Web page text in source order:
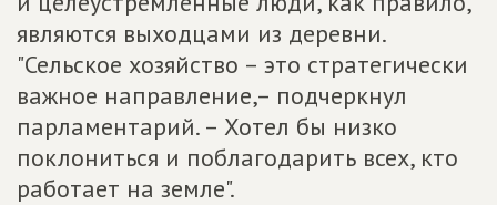
являются выходцами из деревни.
"Сельское хозяйство – это стратегически
важное направление,– подчеркнул
парламентарий. – Хотел бы низко
поклониться и поблагодарить всех, кто
работает на земле".